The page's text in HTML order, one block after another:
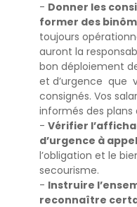
- Donner les
former des
toujours
auront la
bon déploiement
et d’urgence que
consignés. Vos
informés des plans
- Vérifier
d’urgence à
l’obligation et le
secourisme.
- Instruire
reconnaître